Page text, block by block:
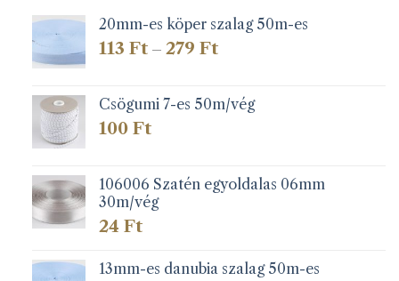
20mm-es köper szalag 50m-es
113 Ft – 279 FtÁrtartomány:
279 Ft
Csögumi 7-es 50m/vég
100 Ft
106006 Szatén egyoldalas 06mm
30m/vég
24 Ft
13mm-es danubia szalag 50m-es